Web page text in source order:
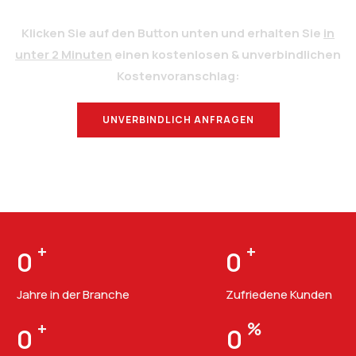
Klicken Sie auf den Button unten und erhalten Sie in
unter 2 Minuten einen kostenlosen & unverbindlichen
Kostenvoranschlag:
UNVERBINDLICH ANFRAGEN
0 +
Jahre in der Branche
0 +
Zufriedene Kunden
0 + 0 %